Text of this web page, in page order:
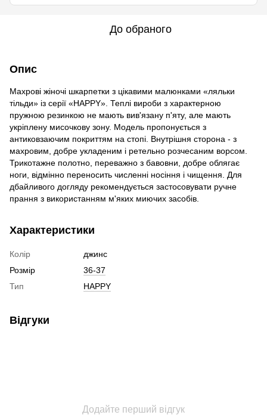
До обраного
Опис
Махрові жіночі шкарпетки з цікавими малюнками «ляльки
тільди» із серії «HAPPY». Теплі вироби з характерною
пружною резинкою не мають вив'язану п'яту, але мають
укріплену мисочкову зону. Модель пропонується з
антиковзаючим покриттям на стопі. Внутрішня сторона - з
махровим, добре укладеним і ретельно розчесаним ворсом.
Трикотажне полотно, переважно з бавовни, добре облягає
ноги, відмінно переносить численні носіння і чищення. Для
дбайливого догляду рекомендується застосовувати ручне
прання з використанням м'яких миючих засобів.
Характеристики
Колір
джинс
Розмір
36-37
Тип
HAPPY
Відгуки
Додайте перший відгук